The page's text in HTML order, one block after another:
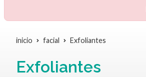
inicio facial Exfoliantes
Exfoliantes